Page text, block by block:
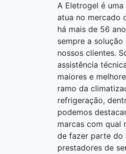
A Eletrogel é
atua no mercado
há mais de 56
sempre a
nossos clientes.
assistência
maiores e
ramo da
refrigeração,
podemos
marcas com qual
de fazer parte do
prestadores de